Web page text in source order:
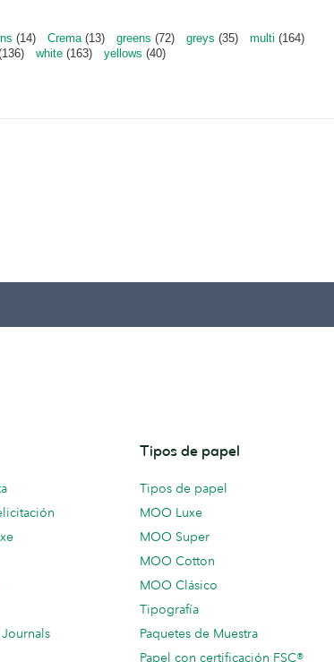
(14) Crema(13) greens (72) greys (35) multi (164)
white (163) yellows (40)
Tipos de papel
Tipos de papel
MOO Luxe
MOO Super
MOO Cotton
MOO Clásico
Tipografía
Paquetes de Muestra
Papel con certificación FSC®